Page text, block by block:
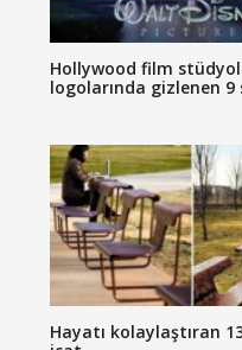
Hollywood film
logolarında gizlenen 9
Hayatı kolaylaştıran